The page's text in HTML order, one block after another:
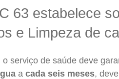
63 estabelece
e Limpeza de
serviço de saúde deve
a cada seis meses, deve